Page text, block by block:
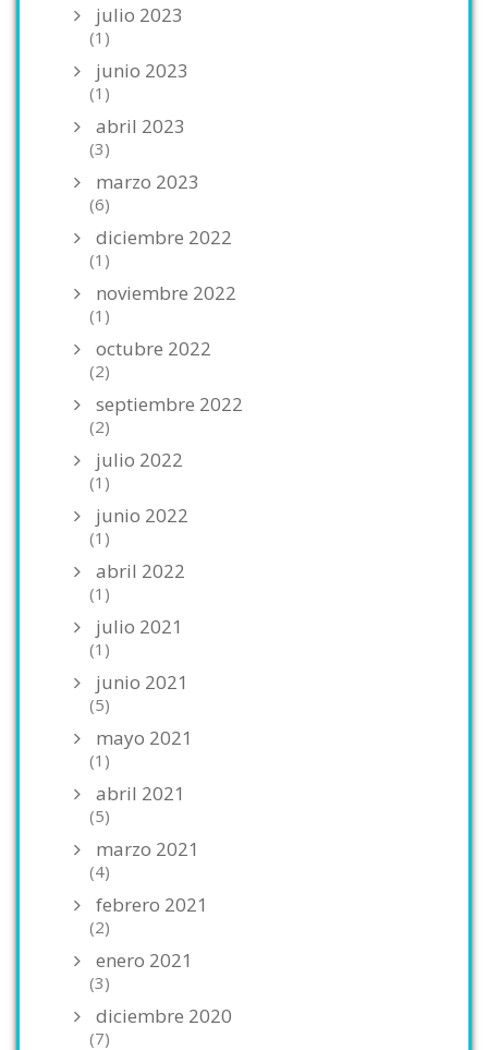
julio 2023
(1)
junio 2023
(1)
abril 2023
(3)
marzo 2023
(6)
diciembre 2022
(1)
noviembre 2022
(1)
octubre 2022
(2)
septiembre 2022
(2)
julio 2022
(1)
junio 2022
(1)
abril 2022
(1)
julio 2021
(1)
junio 2021
(5)
mayo 2021
(1)
abril 2021
(5)
marzo 2021
(4)
febrero 2021
(2)
enero 2021
(3)
diciembre 2020
(7)